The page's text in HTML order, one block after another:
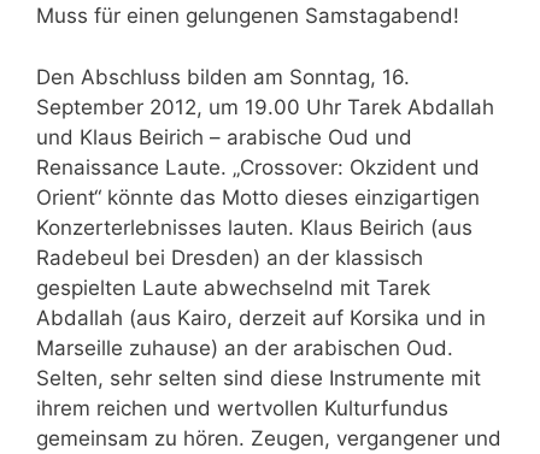
Muss für einen gelungenen Samstagabend!
Den Abschluss bilden am Sonntag, 16.
September 2012, um 19.00 Uhr Tarek Abdallah
und Klaus Beirich – arabische Oud und
Renaissance Laute. „Crossover: Okzident und
Orient“ könnte das Motto dieses einzigartigen
Konzerterlebnisses lauten. Klaus Beirich (aus
Radebeul bei Dresden) an der klassisch
gespielten Laute abwechselnd mit Tarek
Abdallah (aus Kairo, derzeit auf Korsika und in
Marseille zuhause) an der arabischen Oud.
Selten, sehr selten sind diese Instrumente mit
ihrem reichen und wertvollen Kulturfundus
gemeinsam zu hören. Zeugen, vergangener und